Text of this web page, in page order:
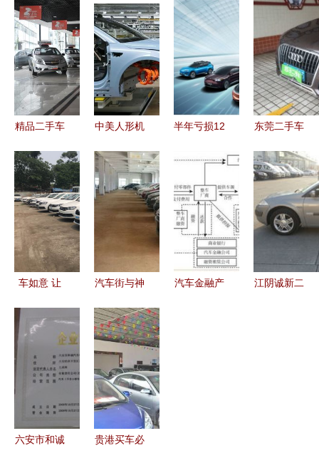
精品二手车
大开业 一
站式购车新
体验开启汽
车消费新篇
章
中美人形机
车工厂 硬
氪视角下的
智能化未来
变局
半年亏损12
的喧嚣与遮
东莞二手车
析 交易、
报价与销售
指南
车如意 让
都称心如意
汽车街与神
强联手 优
质车源，别
再错过 |
汽车金融产
江阴诚新二
六安市和诚
贵港买车必